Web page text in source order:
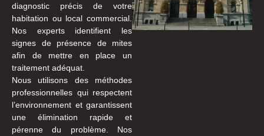
diagnostic précis de votre
habitation ou local commercial.
Nos experts identifient les
signes de présence de mites
afin de mettre en place un
traitement adéquat.
Nous utilisons des méthodes
professionnelles qui respectent
l’environnement et garantissent
une élimination rapide et
pérenne du problème. Nos